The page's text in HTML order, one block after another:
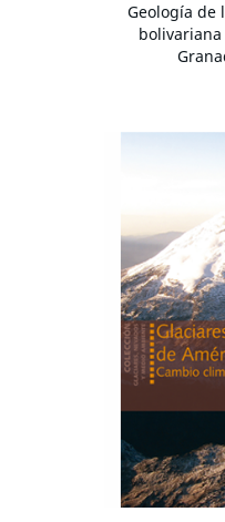
Geología de
bolivariana